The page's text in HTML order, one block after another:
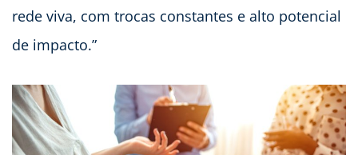
rede viva, com trocas constantes e alto potencial
de impacto.”